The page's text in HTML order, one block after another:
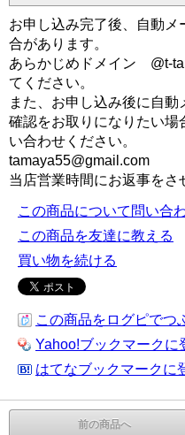
お申し込み完了後、自動
合があります。
あらかじめドメイン @t-
てください。
また、お申し込み後に自動
確認をお取りになりたい場
い合わせください。
tamaya55@gmail.com
当店営業時間にお返事をさ
この商品について問い合
この商品を友達に教える
買い物を続ける
この商品をログピでつ
Yahoo!ブックマークに
はてなブックマークに
前の商品へ